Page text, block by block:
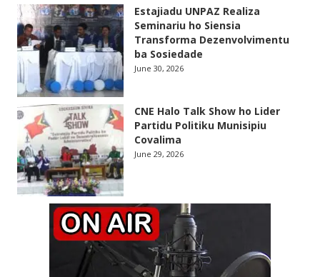
Estajiadu UNPAZ Realiza
Seminariu ho Siensia
Transforma Dezenvolvimentu
ba Sosiedade
June 30, 2026
CNE Halo Talk Show ho Lider
Partidu Politiku Munisipiu
Covalima
June 29, 2026